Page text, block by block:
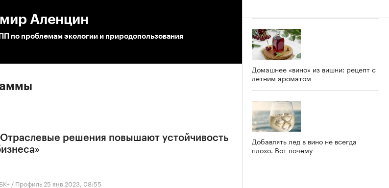
Аленцин
по проблемам экологии и природопользования
решения повышают устойчивость
/ Профиль25 янв 2023, 08:55
Домашнее «вино» из вишни: рецепт с
летним ароматом
Добавлять лед в вино не всегда
плохо. Вот почему